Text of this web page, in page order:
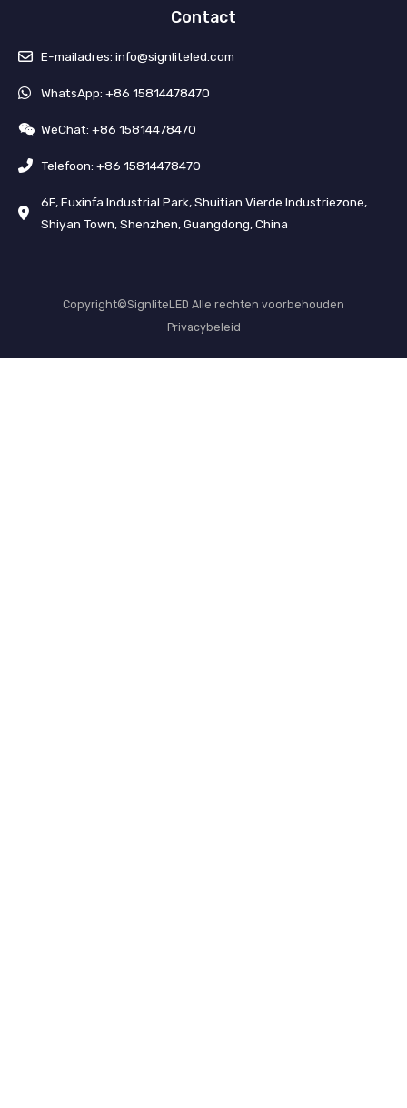
Contact
E-mailadres: info@signliteled.com
WhatsApp: +86 15814478470
WeChat: +86 15814478470
Telefoon: +86 15814478470
6F, Fuxinfa Industrial Park, Shuitian Vierde Industriezone,
Shiyan Town, Shenzhen, Guangdong, China
Copyright©SignliteLED Alle rechten voorbehouden
Privacybeleid